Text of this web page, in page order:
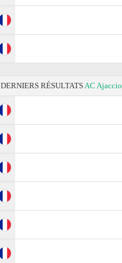
DERNIERS RÉSULTATSAC Ajaccio